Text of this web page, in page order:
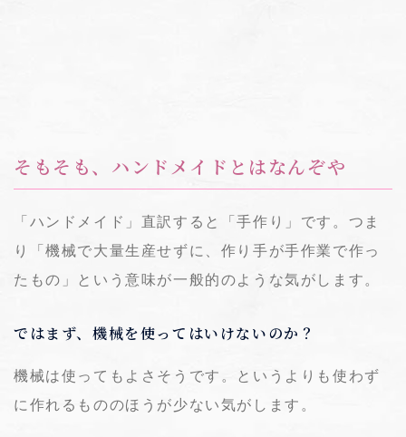
そもそも、ハンドメイドとはなんぞや
「ハンドメイド」直訳すると「手作り」です。つま
り「機械で大量生産せずに、作り手が手作業で作っ
たもの」という意味が一般的のような気がします。
ではまず、機械を使ってはいけないのか？
機械は使ってもよさそうです。というよりも使わず
に作れるもののほうが少ない気がします。